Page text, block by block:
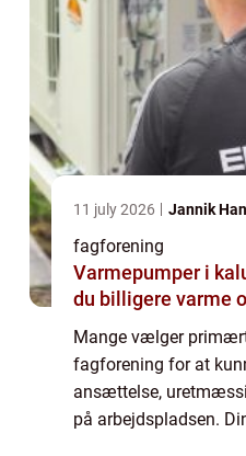
11 july 2026 Jannik
fagforening
Varmepumper i
du billigere varme
Mange vælger
fagforening for at
ansættelse,
på arbejdspladsen.